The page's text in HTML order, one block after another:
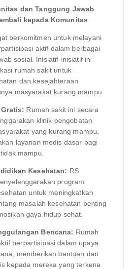
dan Tanggung Jawab
kepada Komunitas
berkomitmen untuk melayani
aktif dalam berbagai
sosial. Inisiatif-inisiatif ini
rumah sakit untuk
dan kesejahteraan
masyarakat kurang mampu.
Rumah sakit ini secara
klinik pengobatan
yang kurang mampu,
layanan medis dasar bagi
mampu.
Kesehatan: RS
program
untuk meningkatkan
masalah kesehatan penting
gaya hidup sehat.
Bencana: Rumah
berpartisipasi dalam upaya
memberikan bantuan dan
kepada mereka yang terkena